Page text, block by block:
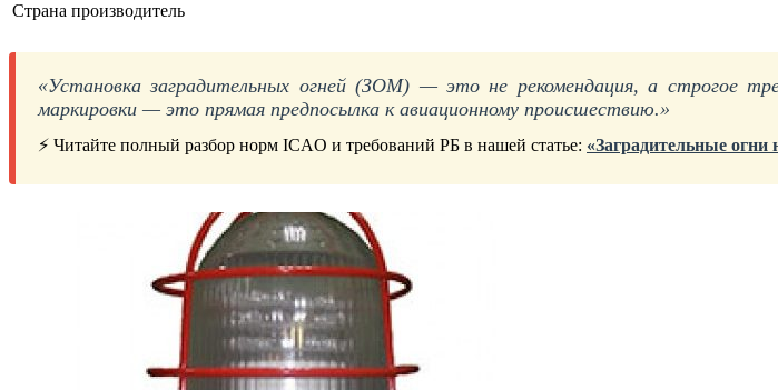
Страна производитель
«Установка заградительных огней (ЗОМ) — это не рекомендация, а строгое
маркировки — это прямая предпосылка к авиационному происшествию.»
⚡ Читайте полный разбор норм ICAO и требований РБ в нашей статье: «Заградительные